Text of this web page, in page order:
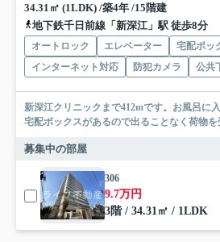
34.31㎡ (1LDK) /築4年 /15階建
地下鉄千日前線「新深江」駅 徒歩8分
オートロック エレベーター
宅配ボッ
インターネット対応
防犯カメラ 公共
新深江クリニックまで412mです。お風呂に
宅配ボックスがあるので出ることなく荷物
募集中の部屋
306
9.7万円
3階 / 34.31㎡ / 1LDK